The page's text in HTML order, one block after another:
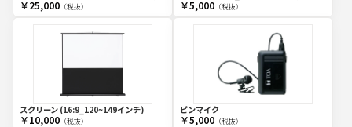
￥25,000（税抜） ￥5,000（税抜）
スクリーン (16:9_120~149インチ)
￥10,000（税抜）
ピンマイク
￥5,000（税抜）